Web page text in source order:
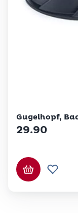
Gugelhopf,
29.90
In denZur